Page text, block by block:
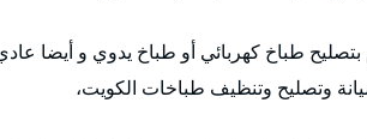
بتصليح طباخ كهربائي أو طباخ يدوي و أيضا
وتصليح وتنظيف طباخات الكويت،